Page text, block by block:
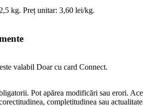
kg. Preț unitar: 3,60 lei/kg.
valabil Doar cu card Connect.
Pot apărea modificări sau erori.
completitudinea sau